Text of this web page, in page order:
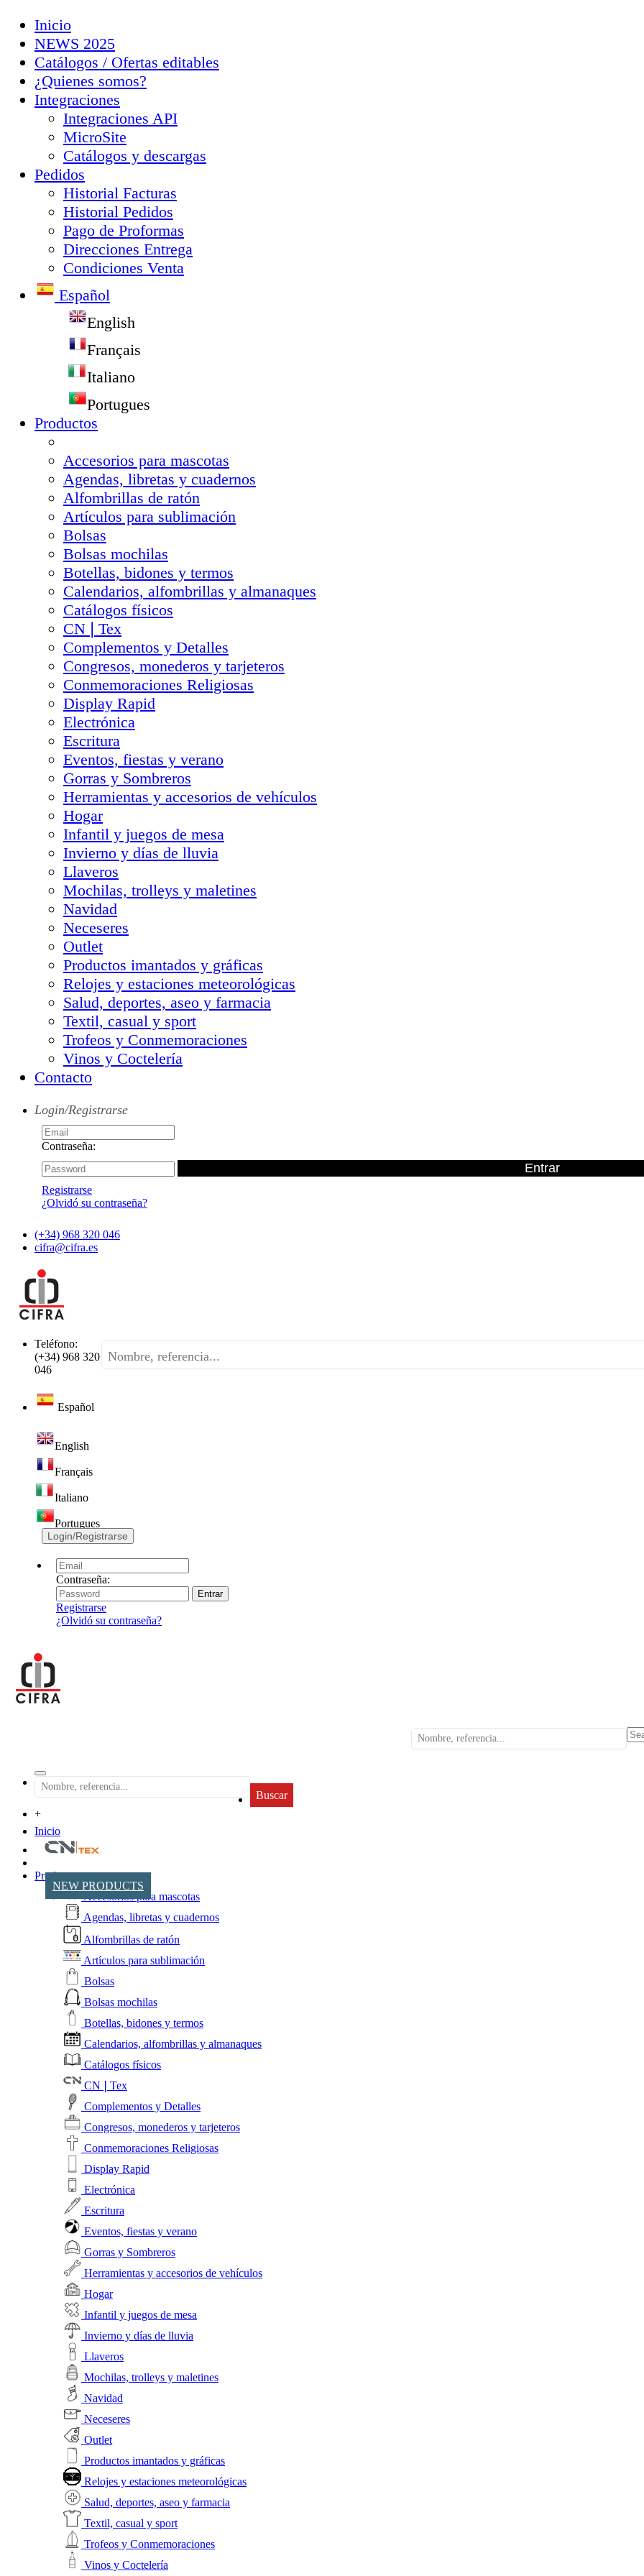
Inicio
NEWS 2025
Catálogos / Ofertas editables
¿Quienes somos?
Integraciones
Integraciones API
MicroSite
Catálogos y descargas
Pedidos
Historial Facturas
Historial Pedidos
Pago de Proformas
Direcciones Entrega
Condiciones Venta
Español
English
Français
Italiano
Portugues
Productos
Accesorios para mascotas
Agendas, libretas y cuadernos
Alfombrillas de ratón
Artículos para sublimación
Bolsas
Bolsas mochilas
Botellas, bidones y termos
Calendarios, alfombrillas y almanaques
Catálogos físicos
CN❘Tex
Complementos y Detalles
Congresos, monederos y tarjeteros
Conmemoraciones Religiosas
Display Rapid
Electrónica
Escritura
Eventos, fiestas y verano
Gorras y Sombreros
Herramientas y accesorios de vehículos
Hogar
Infantil y juegos de mesa
Invierno y días de lluvia
Llaveros
Mochilas, trolleys y maletines
Navidad
Neceseres
Outlet
Productos imantados y gráficas
Relojes y estaciones meteorológicas
Salud, deportes, aseo y farmacia
Textil, casual y sport
Trofeos y Conmemoraciones
Vinos y Coctelería
Contacto
Login/Registrarse
Contraseña:
Registrarse
¿Olvidó su contraseña?
(+34) 968 320 046
cifra@cifra.es
Teléfono:
(+34) 968 320
046
Español
English
Français
Italiano
Portugues
Login/Registrarse
Contraseña:
Registrarse
¿Olvidó su contraseña?
Buscar
+
Inicio
NEW PRODUCTS
Productos
Accesorios para mascotas
Agendas, libretas y cuadernos
Alfombrillas de ratón
Artículos para sublimación
Bolsas
Bolsas mochilas
Botellas, bidones y termos
Calendarios, alfombrillas y almanaques
Catálogos físicos
CN❘Tex
Complementos y Detalles
Congresos, monederos y tarjeteros
Conmemoraciones Religiosas
Display Rapid
Electrónica
Escritura
Eventos, fiestas y verano
Gorras y Sombreros
Herramientas y accesorios de vehículos
Hogar
Infantil y juegos de mesa
Invierno y días de lluvia
Llaveros
Mochilas, trolleys y maletines
Navidad
Neceseres
Outlet
Productos imantados y gráficas
Relojes y estaciones meteorológicas
Salud, deportes, aseo y farmacia
Textil, casual y sport
Trofeos y Conmemoraciones
Vinos y Coctelería